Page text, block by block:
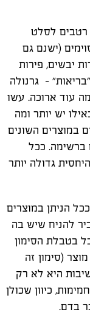
רטבים לסלט
(ישנם גם
יבשים, פירות
- גרנולה
עוד ארוכה. עשו
יש יותר ומה
במוצרים השונים
ברשימה. ככל
גדולה יותר
הניתן במוצרים
להניח שיש בה
בטבלת הסימון
(סימון זה
היא לא רק
כיוון שכולן
בדם.